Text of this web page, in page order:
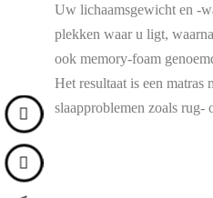
Uw lichaamsgewicht en -
plekken waar u ligt,
ook memory-foam
Het resultaat is een matras
slaapproblemen zoals rug-